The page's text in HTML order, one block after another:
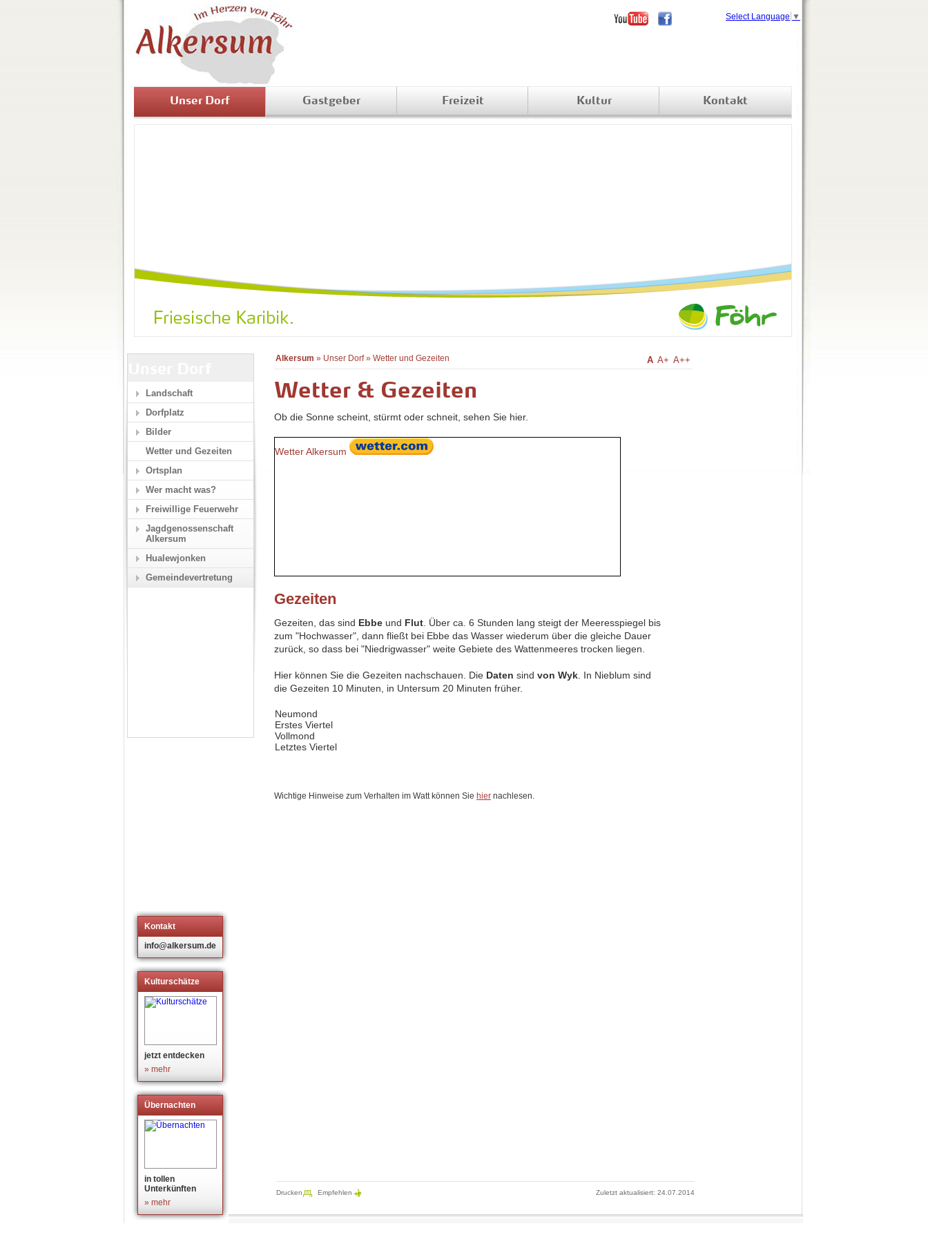
Unser Dorf Gastgeber Freizeit Kultur Kontakt
Alkersum » Unser Dorf» Wetter und Gezeiten A A+ A++
Wetter & Gezeiten
Ob die Sonne scheint, stürmt oder schneit, sehen Sie hier.
Wetter Alkersum
Gezeiten
Gezeiten, das sind Ebbe und Flut . Über ca. 6 Stunden lang steigt der Meeresspiegel bis
zum "Hochwasser", dann fließt bei Ebbe das Wasser wiederum über die gleiche Dauer
zurück, so dass bei "Niedrigwasser" weite Gebiete des Wattenmeeres trocken liegen.
Hier können Sie die Gezeiten nachschauen. Die Daten sind von Wyk . In Nieblum sind
die Gezeiten 10 Minuten, in Untersum 20 Minuten früher.
Neumond
Erstes Viertel
Vollmond
Letztes Viertel
Wichtige Hinweise zum Verhalten im Watt können Sie hier nachlesen.
Kontakt
info@alkersum.de
Kulturschätze
jetzt entdecken
» mehr
Übernachten
in tollen
Unterkünften
» mehr
Landschaft
Dorfplatz
Bilder
Wetter und Gezeiten
Ortsplan
Wer macht was?
Freiwillige Feuerwehr
Jagdgenossenschaft
Alkersum
Hualewjonken
Gemeindevertretung
Select Language ▼
Drucken Empfehlen Zuletzt aktualisiert: 24.07.2014